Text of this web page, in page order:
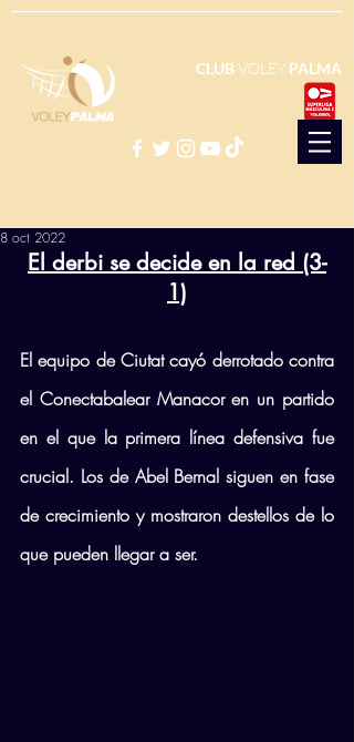
CLUBVOLEY PALMA
8 oct 2022
El derbi se decide en la red (3-
1)
El equipo de Ciutat cayó derrotado contra
el Conectabalear Manacor en un partido
en el que la primera línea defensiva fue
crucial. Los de Abel Bernal siguen en fase
de crecimiento y mostraron destellos de lo
que pueden llegar a ser.